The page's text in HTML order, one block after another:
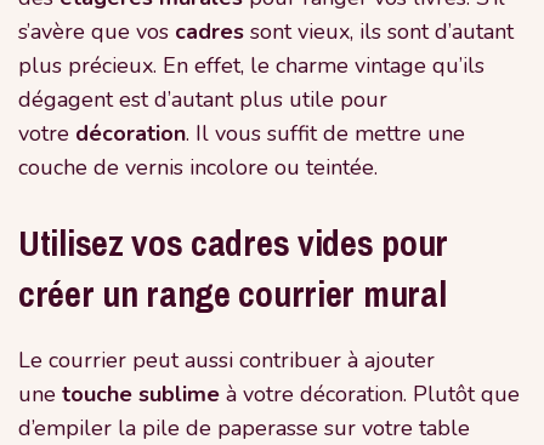
s’avère que vos cadres sont vieux, ils sont d’autant
plus précieux. En effet, le charme vintage qu’ils
dégagent est d’autant plus utile pour
votre décoration. Il vous suffit de mettre une
couche de vernis incolore ou teintée.
Utilisez vos cadres vides pour
créer un range courrier mural
Le courrier peut aussi contribuer à ajouter
une touche sublime à votre décoration. Plutôt que
d’empiler la pile de paperasse sur votre table